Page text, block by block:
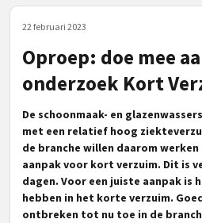
22 februari 2023
Oproep: doe mee
onderzoek Kort
De schoonmaak- en
met een relatief hoog
de branche willen daarom
aanpak voor kort verzuim. Dit is
dagen. Voor een juiste aanpak is
hebben in het korte verzuim.
ontbreken tot nu toe in de